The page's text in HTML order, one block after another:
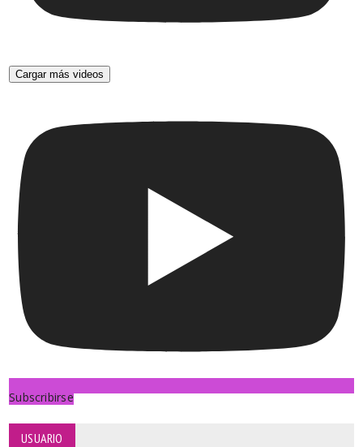
Cargar más videos
Subscribirse
USUARIO